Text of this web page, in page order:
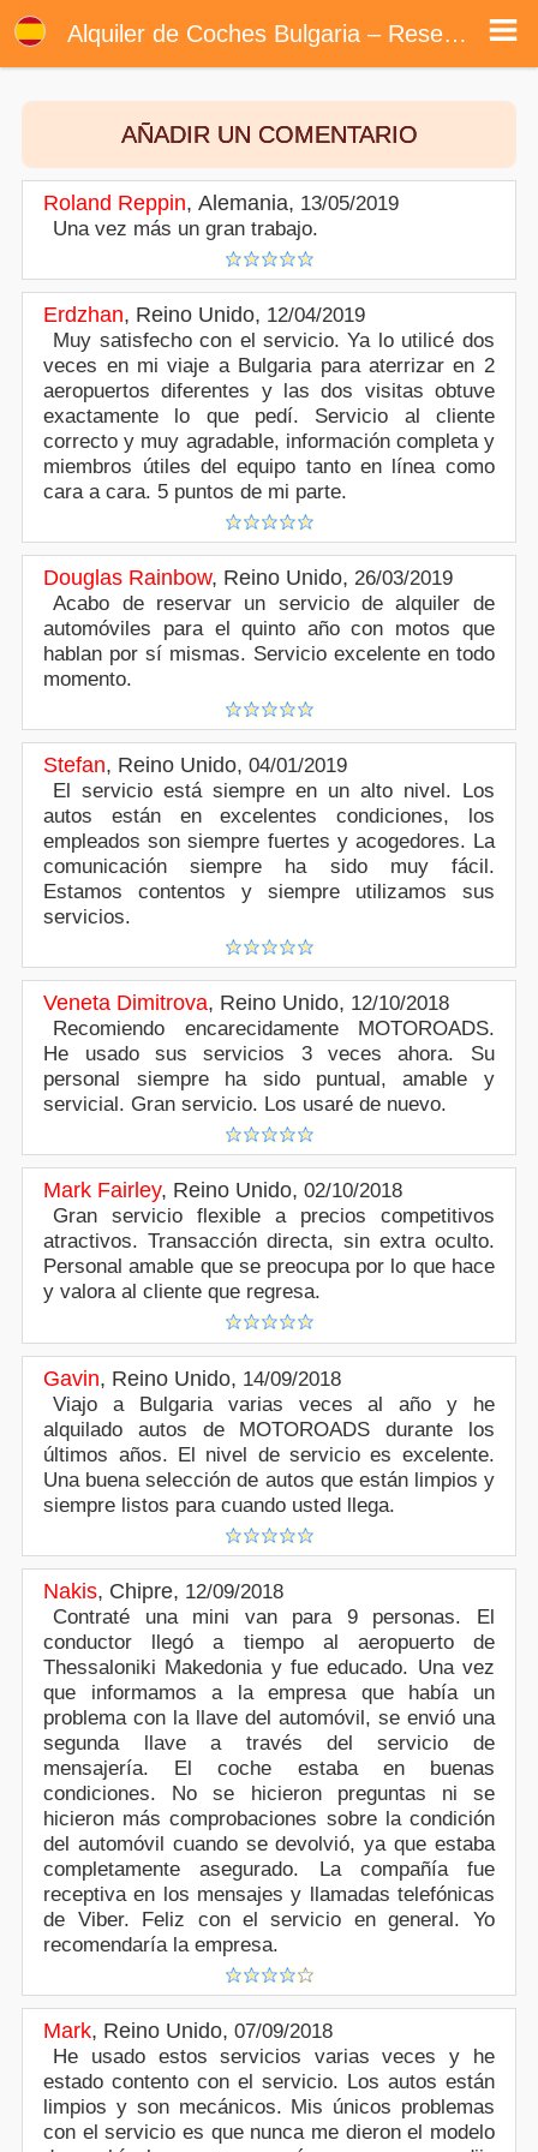
Opiniones de clientes. Comentarios de los lectores acerca de nuestros servicios de alquiler de coches en aeropuerto Bulgaria.
Escriba un comentario o publicarlos en línea su opinión acerca de alquiler de coches aeropuerto Bulgaria. Valora nuestros servicios
de alquiler de coches en línea en Bulgaria.
Alquiler de Coches Bulgaria – Reseñas de clientes
AÑADIR UN COMENTARIO
Roland Reppin,Alemania, 13/05/2019
Una vez más un gran trabajo.
Erdzhan, Reino Unido, 12/04/2019
Muy satisfecho con el servicio. Ya lo utilicé dos
veces en mi viaje a Bulgaria para aterrizar en 2
aeropuertos diferentes y las dos visitas obtuve
exactamente lo que pedí. Servicio al cliente
correcto y muy agradable, información completa y
miembros útiles del equipo tanto en línea como
cara a cara. 5 puntos de mi parte.
Douglas Rainbow, Reino Unido,26/03/2019
Acabo de reservar un servicio de alquiler de
automóviles para el quinto año con motos que
hablan por sí mismas. Servicio excelente en todo
momento.
Stefan, Reino Unido,04/01/2019
El servicio está siempre en un alto nivel. Los
autos están en excelentes condiciones, los
empleados son siempre fuertes y acogedores. La
comunicación siempre ha sido muy fácil.
Estamos contentos y siempre utilizamos sus
servicios.
Veneta Dimitrova, Reino Unido, 12/10/2018
Recomiendo encarecidamente MOTOROADS.
He usado sus servicios 3 veces ahora. Su
personal siempre ha sido puntual, amable y
servicial. Gran servicio. Los usaré de nuevo.
Mark Fairley, Reino Unido,02/10/2018
Gran servicio flexible a precios competitivos
atractivos. Transacción directa, sin extra oculto.
Personal amable que se preocupa por lo que hace
y valora al cliente que regresa.
Gavin, Reino Unido, 14/09/2018
Viajo a Bulgaria varias veces al año y he
alquilado autos de MOTOROADS durante los
últimos años. El nivel de servicio es excelente.
Una buena selección de autos que están limpios y
siempre listos para cuando usted llega.
Nakis, Chipre, 12/09/2018
Contraté una mini van para 9 personas. El
conductor llegó a tiempo al aeropuerto de
Thessaloniki Makedonia y fue educado. Una vez
que informamos a la empresa que había un
problema con la llave del automóvil, se envió una
segunda llave a través del servicio de
mensajería. El coche estaba en buenas
condiciones. No se hicieron preguntas ni se
hicieron más comprobaciones sobre la condición
del automóvil cuando se devolvió, ya que estaba
completamente asegurado. La compañía fue
receptiva en los mensajes y llamadas telefónicas
de Viber. Feliz con el servicio en general. Yo
recomendaría la empresa.
Mark, Reino Unido,07/09/2018
He usado estos servicios varias veces y he
estado contento con el servicio. Los autos están
limpios y son mecánicos. Mis únicos problemas
con el servicio es que nunca me dieron el modelo